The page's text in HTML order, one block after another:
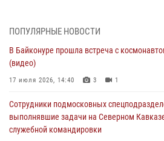
Подмосковье
05 августа 2026, 15:52
подозреваемые в организации
изготовлении поддельных документов
05 августа 2026, 15:48
ПОПУЛЯРНЫЕ НОВОСТИ
В Байконуре прошла встреча с
(видео)
17 июля 2026, 14:40 3 1
Сотрудники подмосковных
выполнявшие задачи на Северном
служебной командировки